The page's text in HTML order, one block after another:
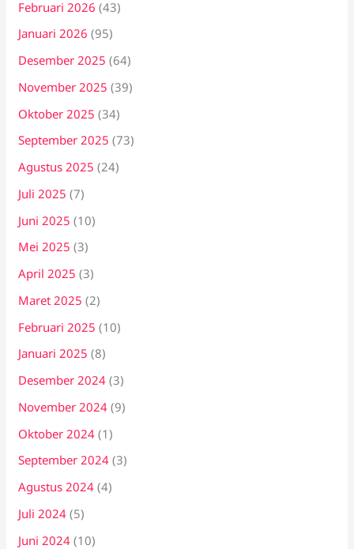
Februari 2026 (43)
Januari 2026 (95)
Desember 2025 (64)
November 2025 (39)
Oktober 2025 (34)
September 2025 (73)
Agustus 2025 (24)
Juli 2025 (7)
Juni 2025 (10)
Mei 2025 (3)
April 2025 (3)
Maret 2025 (2)
Februari 2025 (10)
Januari 2025 (8)
Desember 2024 (3)
November 2024 (9)
Oktober 2024 (1)
September 2024 (3)
Agustus 2024 (4)
Juli 2024 (5)
Juni 2024 (10)